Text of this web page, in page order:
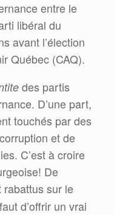
entre le
libéral du
avant l’élection
Québec (CAQ).
des partis
D’une part,
touchés par des
et de
C’est à croire
De
rabattus sur le
d’offrir un vrai